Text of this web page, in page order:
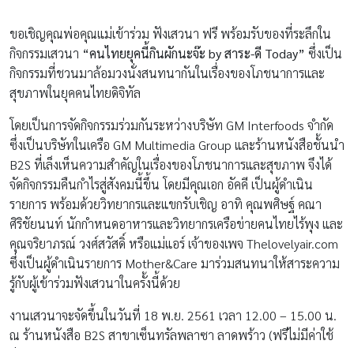
ขอเชิญคุณพ่อคุณแม่เข้าร่วม ฟังเสวนา ฟรี พร้อมรับของที่ระลึกใน
กิจกรรมเสวนา “คนไทยยุคนี้กินผักนะจ๊ะ by สาระ-ดี Today” ซึ่งเป็น
กิจกรรมที่ชวนมาล้อมวงนั่งสนทนากันในเรื่องของโภชนาการและ
สุขภาพในยุคคนไทยดิจิทัล
โดยเป็นการจัดกิจกรรมร่วมกันระหว่างบริษัท GM Interfoods จำกัด
ซึ่งเป็นบริษัทในเครือ GM Multimedia Group และร้านหนังสือชั้นนำ
B2S ที่เล็งเห็นความสำคัญในเรื่องของโภชนาการและสุขภาพ จึงได้
จัดกิจกรรมคืนกำไรสู่สังคมนี้ขึ้น โดยมีคุณเอก อัคคี เป็นผู้ดำเนิน
รายการ พร้อมด้วยวิทยากรและแขกรับเชิญ อาทิ คุณพศิษฐ์ คณา
ศิริชัยนนท์ นักกำหนดอาหารและวิทยากรเครือข่ายคนไทยไร้พุง และ
คุณจริยาภรณ์ วงศ์สวัสดิ์ หรือแม่แอร์ เจ้าของเพจ Thelovelyair.com
ซึ่งเป็นผู้ดำเนินรายการ Mother&Care มาร่วมสนทนาให้สาระความ
รู้กับผู้เข้าร่วมฟังเสวนาในครั้งนี้ด้วย
งานเสวนาจะจัดขึ้นในวันที่ 18 พ.ย. 2561 เวลา 12.00 – 15.00 น.
ณ ร้านหนังสือ B2S สาขาเซ็นทรัลพลาซา ลาดพร้าว (ฟรีไม่มีค่าใช้